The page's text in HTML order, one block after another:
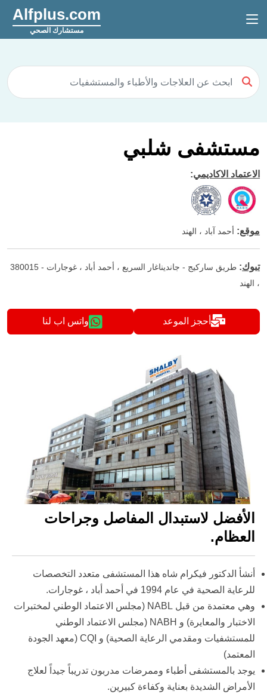
Alfplus.com
مستشارك الصحي
مستشفى شلبي
الأفضل لاستبدال المفاصل وجراحات
العظام.
أنشأ الدكتور فيكرام شاه هذا المستشفى متعدد التخصصات
للرعاية الصحية في عام 1994 في أحمد أباد ، غوجارات.
وهي معتمدة من قبل NABL (مجلس الاعتماد الوطني لمختبرات
الاختبار والمعايرة) و NABH (مجلس الاعتماد الوطني
للمستشفيات ومقدمي الرعاية الصحية) و CQI (معهد الجودة
المعتمد)
يوجد بالمستشفى أطباء وممرضات مدربون تدريباً جيداً لعلاج
الأمراض الشديدة بعناية وكفاءة كبيرين.
الاعتماد الاكاديمي:
موقع: أحمد آباد ، الهند
تبوك:
طريق ساركيج - جانديناغار السريع ، أحمد أباد ، غوجارات - 380015
، الهند
أحجز الموعد واتس اب لنا